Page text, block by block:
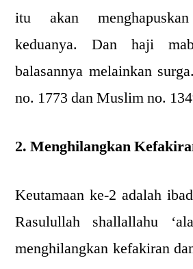
itu akan
keduanya. Dan haji
balasannya melainkan
no. 1773 dan Muslim no.
2. Menghilangkan
Keutamaan ke-2 adalah
Rasulullah shallallahu
menghilangkan kefakiran